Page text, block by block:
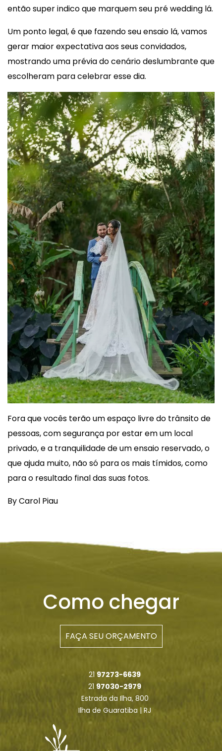
então super indico que marquem seu pré wedding lá.
Um ponto legal, é que fazendo seu ensaio lá, vamos
gerar maior expectativa aos seus convidados,
mostrando uma prévia do cenário deslumbrante que
escolheram para celebrar esse dia.
Fora que vocês terão um espaço livre do trânsito de
pessoas, com segurança por estar em um local
privado, e a tranquilidade de um ensaio reservado, o
que ajuda muito, não só para os mais tímidos, como
para o resultado final das suas fotos.
By Carol Piau
Como chegar
FAÇA SEU ORÇAMENTO
21 97273-6639
21 97030-2979
Estrada da Ilha, 800
Ilha de Guaratiba | RJ